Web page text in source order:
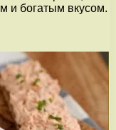
и богатым вкусом.